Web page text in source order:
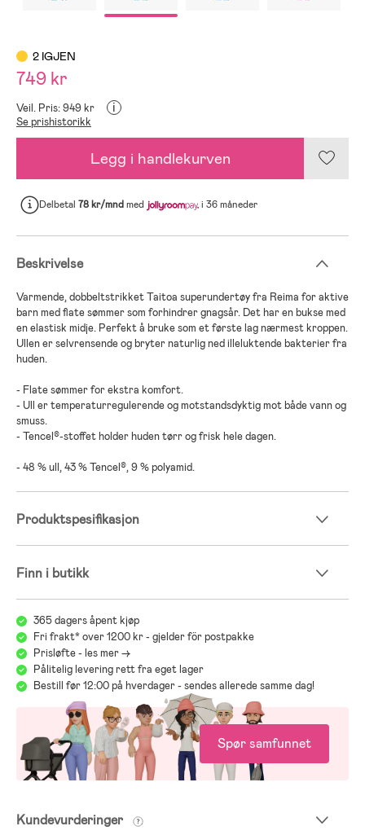
2 IGJEN
749 kr
Veil. Pris: 949 kr i
Se prishistorikk
Legg i handlekurven
Delbetal 78 kr/mndmed i 36 måneder
Beskrivelse
Varmende, dobbeltstrikket Taitoa superundertøy fra Reima for aktive
barn med flate sømmer som forhindrer gnagsår. Det har en bukse med
en elastisk midje. Perfekt å bruke som et første lag nærmest kroppen.
Ullen er selvrensende og bryter naturlig ned illeluktende bakterier fra
huden.
- Flate sømmer for ekstra komfort.
- Ull er temperaturregulerende og motstandsdyktig mot både vann og
smuss.
- Tencel®-stoffet holder huden tørr og frisk hele dagen.
- 48 % ull, 43 % Tencel®, 9 % polyamid.
Produktspesifikasjon
Finn i butikk
365 dagers åpent kjøp
Fri frakt* over 1200 kr - gjelder för postpakke
Prisløfte - les mer ->
Pålitelig levering rett fra eget lager
Bestill før 12:00 på hverdager - sendes allerede samme dag!
Spør samfunnet
Kundevurderinger